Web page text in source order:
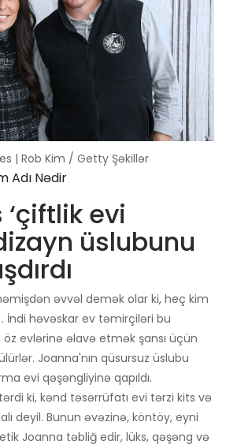
| Rob Kim / Getty Şəkillər
Adı Nədir
evi
üslubunu
əvvəl demək olar ki, heç kim
İndi həvəskar ev təmirçiləri bu
evlərinə əlavə etmək şansı üçün
Joanna'nın qüsursuz üslubu
evi qəşəngliyinə qapıldı.
ki, kənd təsərrüfatı evi tərzi kits və
deyil. Bunun əvəzinə, köntöy, eyni
Joanna təbliğ edir, lüks, qəşəng və